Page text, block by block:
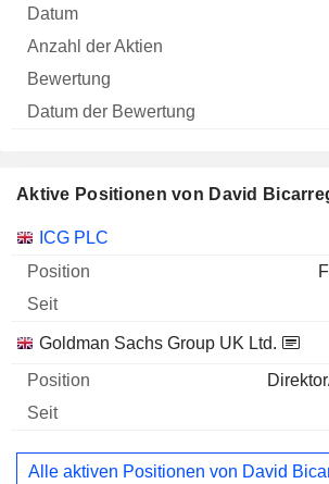
Unternehmen
Aktive Positionen von David
Unternehmen
ICG PLC
Goldman Sachs Group UK Ltd.
Alle aktiven Positionen von David